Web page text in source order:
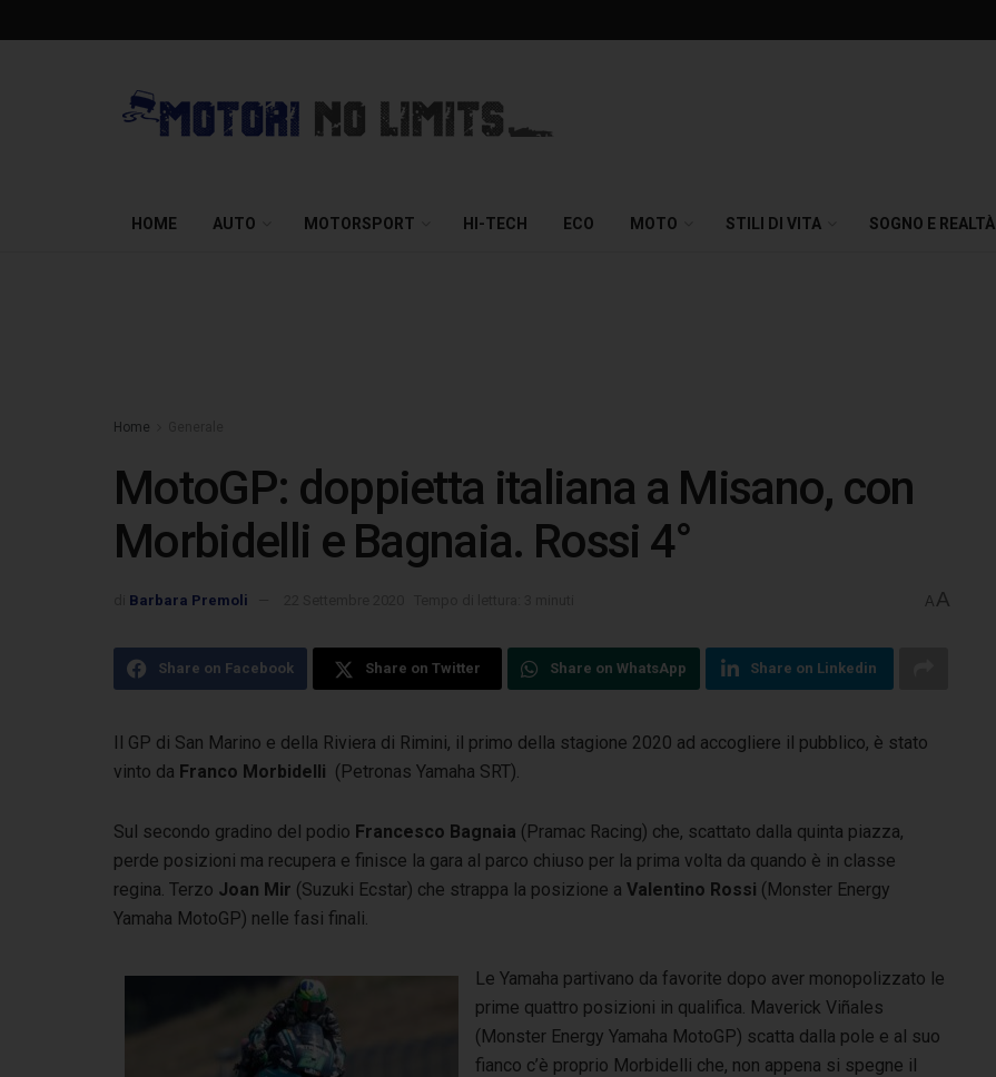
HOME AUTO MOTORSPORT HI-TECH ECO MOTO STILI DI VITA SOGNO E REALTÀ
Home
MotoGP: doppietta italiana a Misano, con
Morbidelli e Bagnaia. Rossi 4°
Barbara Premoli A A
Share on Facebook Share on Twitter Share on WhatsApp Share on Linkedin
Il GP di San Marino e della Riviera di Rimini, il primo della stagione 2020 ad accogliere il pubblico, è stato
vinto da Franco Morbidelli (Petronas Yamaha SRT).
Sul secondo gradino del podio Francesco Bagnaia (Pramac Racing) che, scattato dalla quinta piazza,
perde posizioni ma recupera e finisce la gara al parco chiuso per la prima volta da quando è in classe
regina. Terzo Joan Mir (Suzuki Ecstar) che strappa la posizione a Valentino Rossi (Monster Energy
Yamaha MotoGP) nelle fasi finali.
Le Yamaha partivano da favorite dopo aver monopolizzato le
prime quattro posizioni in qualifica. Maverick Viñales
(Monster Energy Yamaha MotoGP) scatta dalla pole e al suo
fianco c’è proprio Morbidelli che, non appena si spegne il